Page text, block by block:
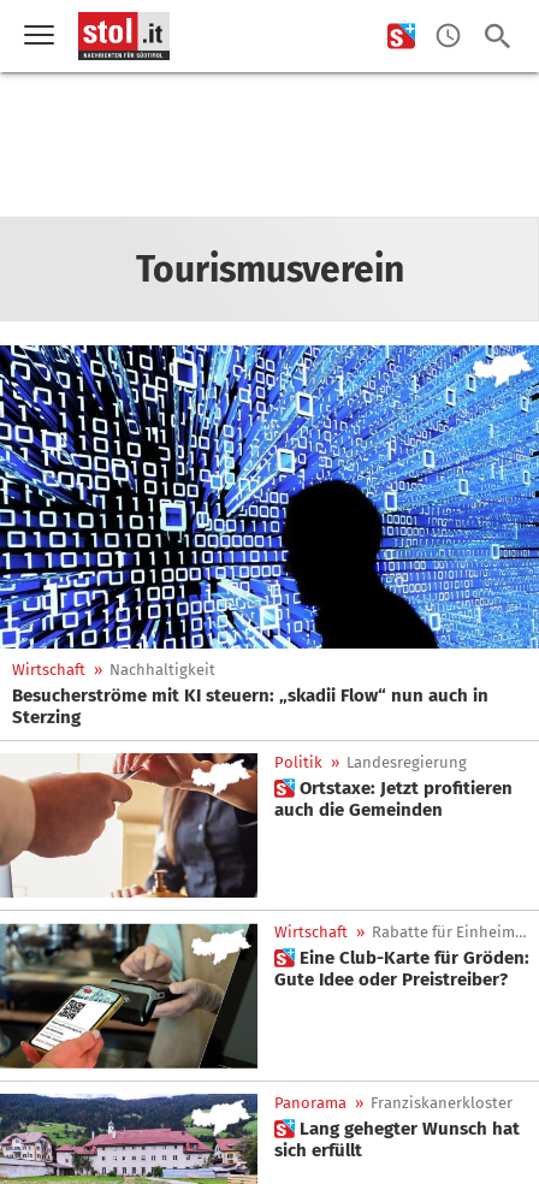
Tourismusverein
Wirtschaft » Nachhaltigkeit
Besucherströme mit KI steuern: „skadii Flow“ nun auch in
Sterzing
Politik » Landesregierung
 Ortstaxe: Jetzt profitieren
auch die Gemeinden
Wirtschaft » Rabatte für Einheimische
 Eine Club-Karte für Gröden:
Gute Idee oder Preistreiber?
Panorama » Franziskanerkloster
 Lang gehegter Wunsch hat
sich erfüllt